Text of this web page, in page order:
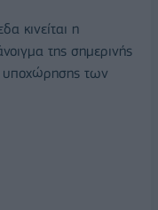
κινείται η
της σημερινής
υποχώρησης των